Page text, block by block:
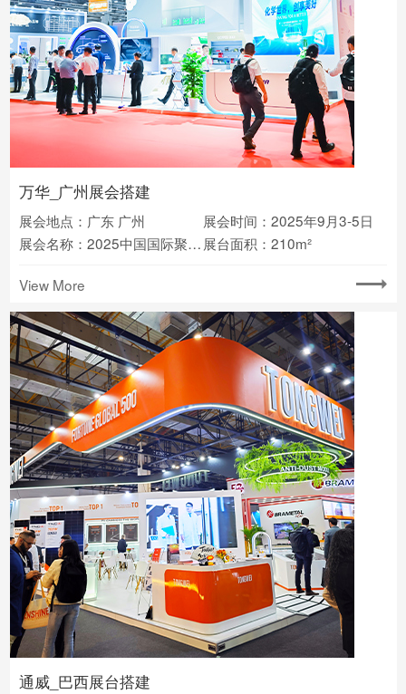
万华_广州展会搭建
展会地点：广东 广州
展会时间：2025年9月3-5日
展会名称：2025中国国际聚氨酯展览会(PU China) 展台面积：210m²
View More
通威_巴西展台搭建